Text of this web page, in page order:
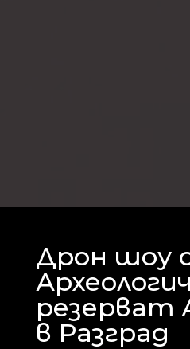
Дрон шоу
резерват
в Разград